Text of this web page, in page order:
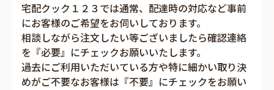
宅配クック１２３では通常、配達時の対応など事前
にお客様のご希望をお伺いしております。
相談しながら注文したい等ございましたら確認連絡
を『必要』にチェックお願いいたします。
過去にご利用いただいている方や特に細かい取り決
めがご不要なお客様は『不要』にチェックをお願い